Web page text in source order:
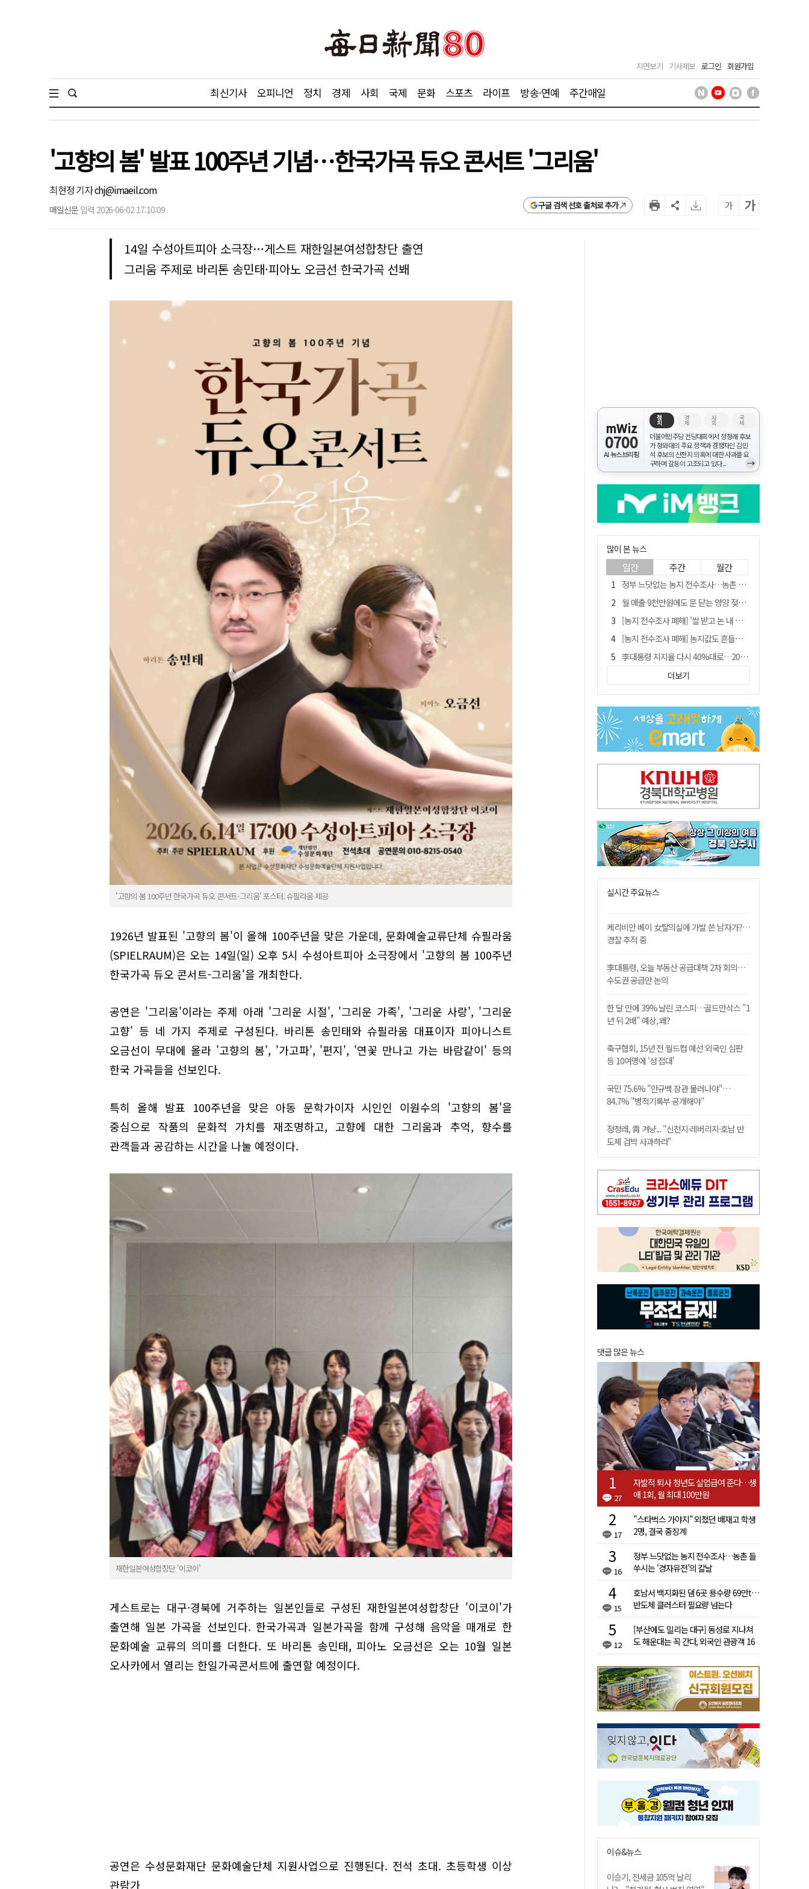
지면보기 기사제보 로그인 회원가입
최신기사 오피니언 정치 경제 사회 국제 문화 스포츠 라이프 방송·연예 주간매일
'고향의 봄' 발표 100주년 기념…한국가곡 듀오 콘서트 '그리움'
최현정 기자chj@imaeil.com
매일신문 입력 2026-06-02 17:10:09 구글 검색 선호 출처로 추가 가 가
14일 수성아트피아 소극장…게스트 재한일본여성합창단 출연
그리움 주제로 바리톤 송민태·피아노 오금선 한국가곡 선봬
'고향의 봄 100주년 한국가곡 듀오 콘서트-그리움' 포스터. 슈필라움 제공
1926년 발표된 '고향의 봄'이 올해 100주년을 맞은 가운데, 문화예술교류단체 슈필라움
(SPIELRAUM)은 오는 14일(일) 오후 5시 수성아트피아 소극장에서 '고향의 봄 100주년
한국가곡 듀오 콘서트-그리움'을 개최한다.
공연은 '그리움'이라는 주제 아래 '그리운 시절', '그리운 가족', '그리운 사랑', '그리운
고향' 등 네 가지 주제로 구성된다. 바리톤 송민태와 슈필라움 대표이자 피아니스트
오금선이 무대에 올라 '고향의 봄', '가고파', '편지', '연꽃 만나고 가는 바람같이' 등의
한국 가곡들을 선보인다.
특히 올해 발표 100주년을 맞은 아동 문학가이자 시인인 이원수의 '고향의 봄'을
중심으로 작품의 문화적 가치를 재조명하고, 고향에 대한 그리움과 추억, 향수를
관객들과 공감하는 시간을 나눌 예정이다.
재한일본여성합창단 '이코이'
게스트로는 대구·경북에 거주하는 일본인들로 구성된 재한일본여성합창단 '이코이'가
출연해 일본 가곡을 선보인다. 한국가곡과 일본가곡을 함께 구성해 음악을 매개로 한
문화예술 교류의 의미를 더한다. 또 바리톤 송민태, 피아노 오금선은 오는 10월 일본
오사카에서 열리는 한일가곡콘서트에 출연할 예정이다.
공연은 수성문화재단 문화예술단체 지원사업으로 진행된다. 전석 초대. 초등학생 이상
관람가
mWiz
0700
AI 뉴스브리핑
정
치
경
제
사
회
국
제
더불어민주당 전당대회에서 정청래 후보
가 청와대의 주요 정책과 경쟁자인 김민
석 후보의 신천지 의혹에 대한 사과를 요
구하며 갈등이 고조되고 있다...
→
많이 본 뉴스
일간 주간 월간
정부 느닷없는 농지 전수조사…농촌 들쑤시는 '경자유전'의 칼날
월 매출 9천만원에도 문 닫는 영양 젖소농장… "일할 사람이 없어"
[농지 전수조사 폐해] '쌀 받고 논 내 준' 도지농 이제 어쩌나?
[농지 전수조사 폐해] 농지값도 흔들리나…"도지 막히면 헐값 매물 나올 수도"
李대통령 지지율 다시 40%대로…20대는 18.8%p 급락
유승민 "尹 졸업한 서울대 법대·충암고도 없애야"…李 육사 통합 직격
지역활성화 펀드 9호…포항 AI 데이터센터에 6천억 투입
국민 51.9% "李 대통령 재판 재개 필요하다"
'솔리다임 IPO 추진설' SK하이닉스, 주가 9% 급락
더보기
실시간 주요뉴스
케리비안 베이 女탈의실에 가발 쓴 남자가?…
경찰 추적 중
李대통령, 오늘 부동산 공급대책 2차 회의…
수도권 공급안 논의
한 달 만에 39% 날린 코스피…골드만삭스 "1
년 뒤 2배" 예상, 왜?
축구협회, 15년 전 월드컵 예선 외국인 심판
등 10여명에 '성 접대'
국민 75.6% "안규백 장관 물러나야"…
84.7% "병적기록부 공개해야"
정청래, 靑 겨냥... "신천지·레버리지·호남 반
도체 겁박 사과하라"
댓글 많은 뉴스
27
자발적 퇴사 청년도 실업급여 준다…생
애 1회, 월 최대 100만원
17
"스타벅스 가야지" 외쳤던 배재고 학생
2명, 결국 중징계
16
정부 느닷없는 농지 전수조사…농촌 들
쑤시는 '경자유전'의 칼날
15
호남서 백지화된 댐 6곳 용수량 69만t…
반도체 클러스터 필요량 넘는다
12
[부산에도 밀리는 대구] 동성로 지나쳐
도 해운대는 꼭 간다, 외국인 관광객 16
이슈&뉴스
이승기, 전세금 105억 날리